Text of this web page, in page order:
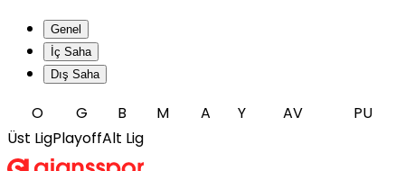
Genel
İç Saha
Dış Saha
O G B M A Y AV
PU
Üst LigPlayoffAlt Lig